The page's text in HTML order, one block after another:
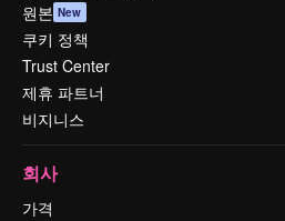
원본 New
쿠키 정책
Trust Center
제휴 파트너
비지니스
회사
가격